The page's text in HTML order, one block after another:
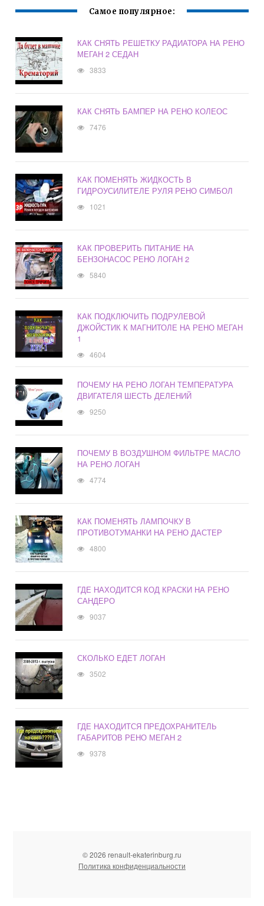
Самое популярное:
КАК СНЯТЬ РЕШЕТКУ РАДИАТОРА НА РЕНО
МЕГАН 2 СЕДАН
3833
КАК СНЯТЬ БАМПЕР НА РЕНО КОЛЕОС
7476
КАК ПОМЕНЯТЬ ЖИДКОСТЬ В
ГИДРОУСИЛИТЕЛЕ РУЛЯ РЕНО СИМБОЛ
1021
КАК ПРОВЕРИТЬ ПИТАНИЕ НА
БЕНЗОНАСОС РЕНО ЛОГАН 2
5840
КАК ПОДКЛЮЧИТЬ ПОДРУЛЕВОЙ
ДЖОЙСТИК К МАГНИТОЛЕ НА РЕНО МЕГАН
1
4604
ПОЧЕМУ НА РЕНО ЛОГАН ТЕМПЕРАТУРА
ДВИГАТЕЛЯ ШЕСТЬ ДЕЛЕНИЙ
9250
ПОЧЕМУ В ВОЗДУШНОМ ФИЛЬТРЕ МАСЛО
НА РЕНО ЛОГАН
4774
КАК ПОМЕНЯТЬ ЛАМПОЧКУ В
ПРОТИВОТУМАНКИ НА РЕНО ДАСТЕР
4800
ГДЕ НАХОДИТСЯ КОД КРАСКИ НА РЕНО
САНДЕРО
9037
СКОЛЬКО ЕДЕТ ЛОГАН
3502
ГДЕ НАХОДИТСЯ ПРЕДОХРАНИТЕЛЬ
ГАБАРИТОВ РЕНО МЕГАН 2
9378
© 2026 renault-ekaterinburg.ru
Политика конфиденциальности